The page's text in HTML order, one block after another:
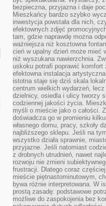
bezpieczna, przyjazna i daje
Mieszkańcy bardzo szybko
inwestycja powstała dla nich,
efektownych zdjęć
tam, gdzie naprawdę można
ważniejsza niż kosztowna
cień w upalny dzień może mieć
niż wyszukana nawierzchnia.
uskoku potrafi poprawić komfort
efektowna instalacja
istotna staje się dziś skala
centrum wielkich wydarzeń,
dzielnicy, osiedla i ulicy tworzy
codziennej jakości życia.
myśli o mieście jako o całości.
doświadcza go w promieniu
własnego domu, pracy, szkoły
najbliższego sklepu. Jeśli na
wszystko działa sprawnie,
przyjazne. Jeśli natomiast
z drobnych utrudnień, nawet
rozwoju nie zmieni
frustracji. Dlatego coraz
mieście piętnastominutowym,
bywa różnie interpretowana. W
prostą zasadę: podstawowe
możliwe do zaspokojenia bez